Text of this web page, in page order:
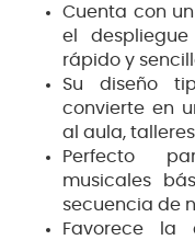
Cuenta con
el
rápido y
Su diseño
convierte en
al aula,
Perfecto
musicales
secuencia de
Favorece la